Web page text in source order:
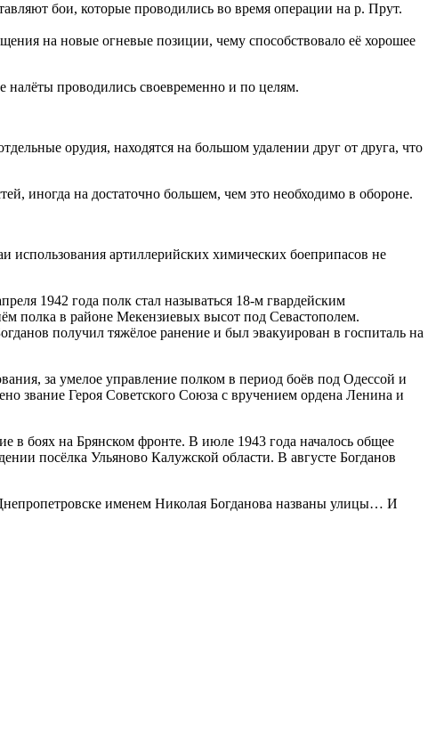
бои, которые проводились во время операции на р. Прут.
на новые огневые позиции, чему способствовало её хорошее
налёты проводились своевременно и по целям.
орудия, находятся на большом удалении друг от друга, что
иногда на достаточно большем, чем это необходимо в обороне.
использования артиллерийских химических боеприпасов не
1942 года полк стал называться 18-м гвардейским
полка в районе Мекензиевых высот под Севастополем.
получил тяжёлое ранение и был эвакуирован в госпиталь на
за умелое управление полком в период боёв под Одессой и
звание Героя Советского Союза с вручением ордена Ленина и
в боях на Брянском фронте. В июле 1943 года началось общее
посёлка Ульяново Калужской области. В августе Богданов
именем Николая Богданова названы улицы… И